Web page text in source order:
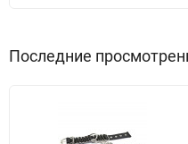
Последние